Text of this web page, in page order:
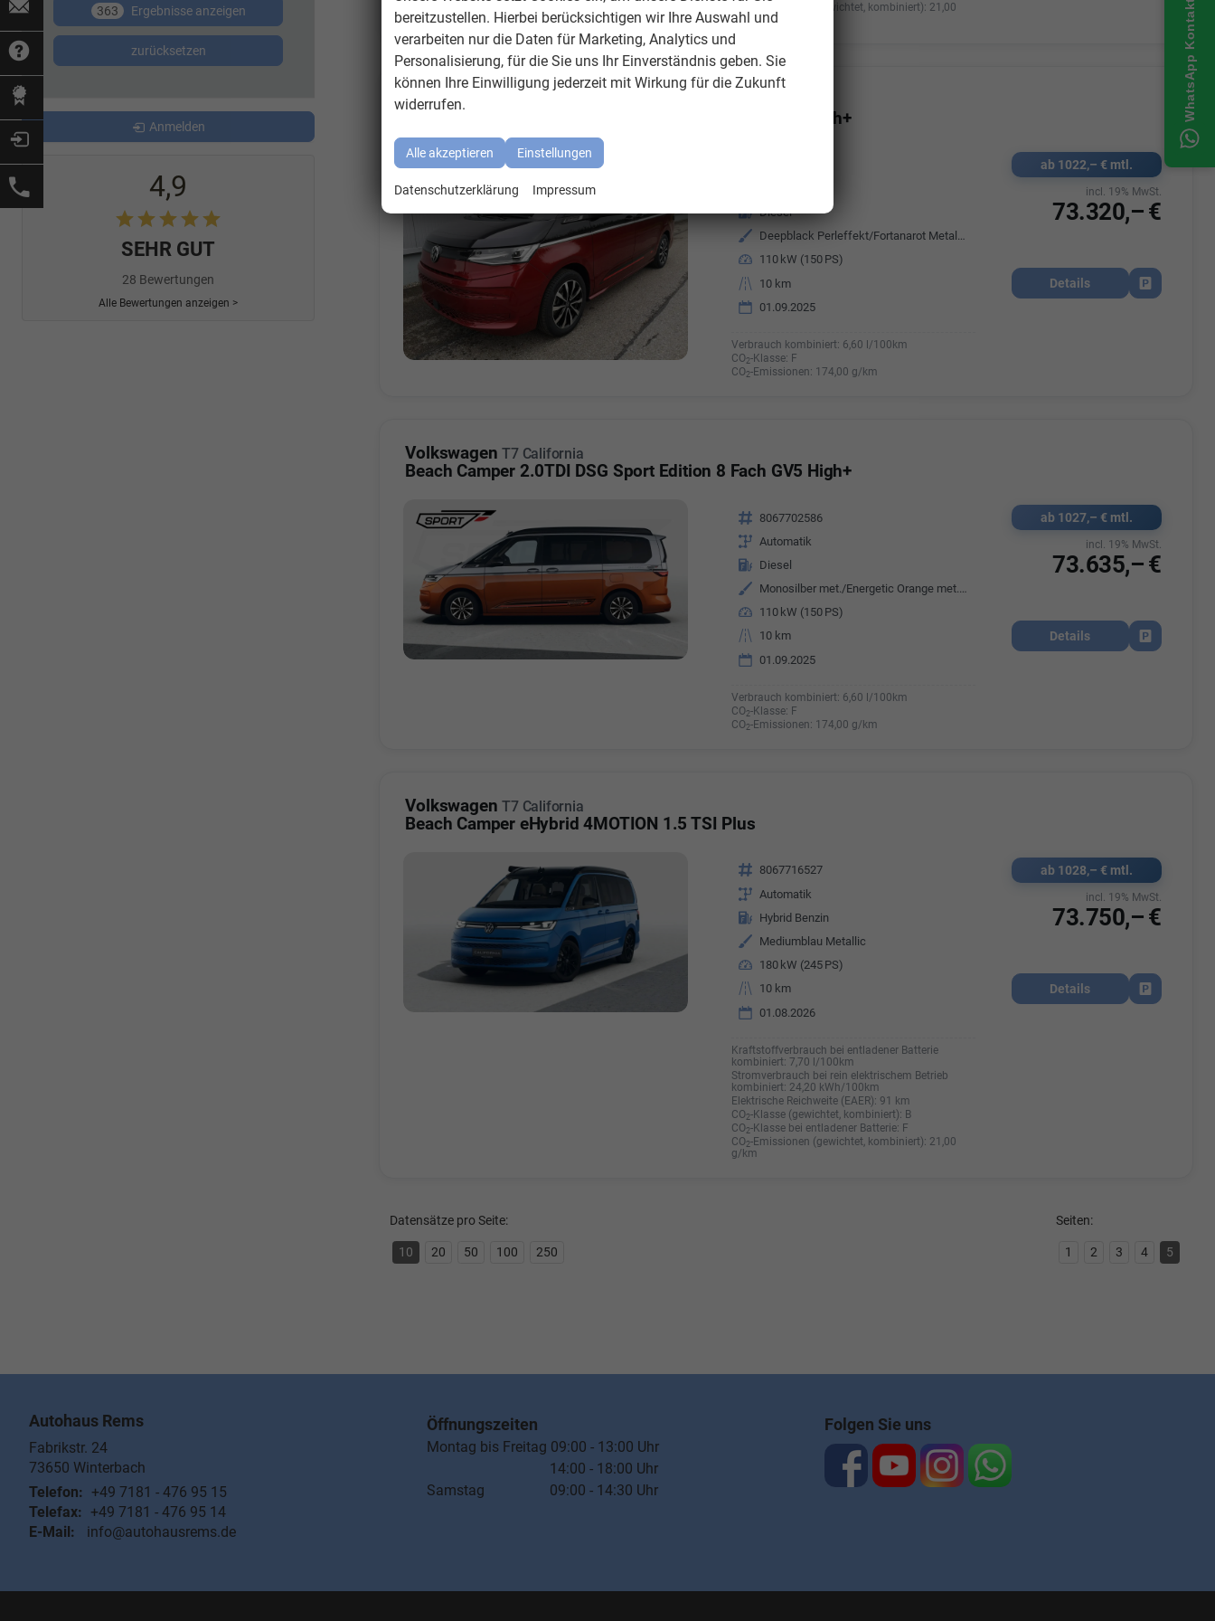
2 -Emissionen (gewichtet, kombiniert): 21,00
g/km
Volkswagen
Beach Camper 2.0TDI DSG Sport Edition 8 Fach GV5 High+
Kraftstoff Diesel
Außenfarbe
Deepblack Perleffekt/Fortanarot Metallic
Leistung 110 kW (150 PS)
Kilometerstand
10 km
01.09.2025
Verbrauch kombiniert: 6,60 l/100km
CO2-Klasse: F
CO2-Emissionen: 174,00 g/km
ab 1022,– € mtl.
73.320,– €
incl. 19% MwSt.
Details
Fahrzeug
Volkswagen T7 California
Beach Camper 2.0TDI DSG Sport Edition 8 Fach GV5 High+
Fahrzeugnr. 8067702586
Getriebe Automatik
Kraftstoff Diesel
Außenfarbe
Monosilber met./Energetic Orange met. Dach Schwarz
Leistung 110 kW (150 PS)
Kilometerstand
10 km
01.09.2025
Verbrauch kombiniert: 6,60 l/100km
CO2-Klasse: F
CO2-Emissionen: 174,00 g/km
ab 1027,– € mtl.
73.635,– €
incl. 19% MwSt.
Details
Fahrzeug
Volkswagen T7 California
Beach Camper eHybrid 4MOTION 1.5 TSI Plus
Fahrzeugnr. 8067716527
Getriebe Automatik
Kraftstoff Hybrid Benzin
Außenfarbe
Mediumblau Metallic
Leistung 180 kW (245 PS)
Kilometerstand
10 km
01.08.2026
Kraftstoffverbrauch bei entladener Batterie
kombiniert: 7,70 l/100km
Stromverbrauch bei rein elektrischem Betrieb
kombiniert: 24,20 kWh/100km
Elektrische Reichweite (EAER): 91 km
CO2-Klasse (gewichtet, kombiniert): B
CO2-Klasse bei entladener Batterie: F
CO2-Emissionen (gewichtet, kombiniert): 21,00
g/km
ab 1028,– € mtl.
73.750,– €
incl. 19% MwSt.
Details
Fahrzeug
Datensätze pro Seite:
10 20 50 100 250
Seiten:
1 2 3 4 5
363 Ergebnisse anzeigen
zurücksetzen
Anmelden
4,9
SEHR GUT
28 Bewertungen
Alle Bewertungen anzeigen >
Autohaus Rems
Fabrikstr. 24
73650 Winterbach
Telefon: +49 7181 - 476 95 15
Telefax: +49 7181 - 476 95 14
E-Mail:
info@autohausrems.de
Öffnungszeiten
Montag bis Freitag 09:00 - 13:00 Uhr
14:00 - 18:00 Uhr
Samstag 09:00 - 14:30 Uhr
Folgen Sie uns
WhatsApp Kontakt
bereitzustellen. Hierbei berücksichtigen wir Ihre Auswahl und
verarbeiten nur die Daten für Marketing, Analytics und
Personalisierung, für die Sie uns Ihr Einverständnis geben. Sie
können Ihre Einwilligung jederzeit mit Wirkung für die Zukunft
widerrufen.
Alle akzeptieren Einstellungen
Datenschutzerklärung Impressum